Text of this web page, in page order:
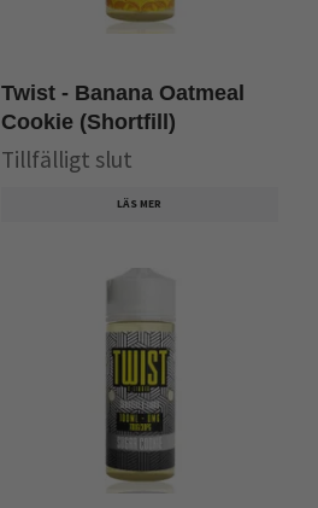
Twist - Banana Oatmeal
Cookie (Shortfill)
Tillfälligt slut
LÄS MER